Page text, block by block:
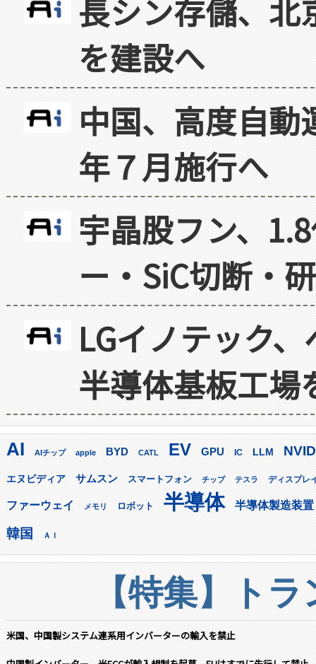
長シン存儲、北
を建設へ
中国、高度自
年７月施行へ
宇晶股フン、
ー・SiC切断・
LGイノテック
半導体基板工場
AI AIチップ apple BYD CATL EV GPU IC LLM
エヌビディア サムスン スマートフォン チップ テスラ ディスプレ
ファーウェイ メモリ ロボット 半導体 半導体製造装置
韓国 ＡＩ
【特集】ト
米国、中国製システム連系用インバーターの輸入を禁止